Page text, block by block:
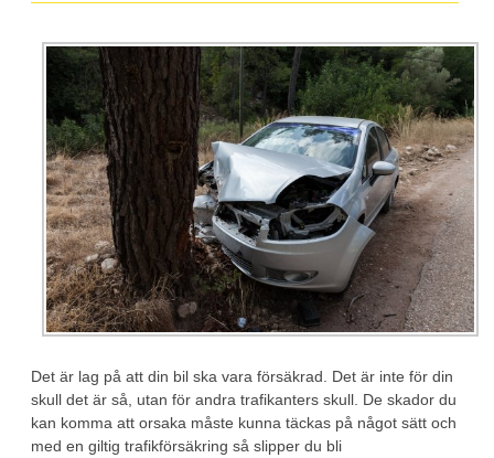
Det är lag på att din bil ska vara försäkrad. Det är inte för din
skull det är så, utan för andra trafikanters skull. De skador du
kan komma att orsaka måste kunna täckas på något sätt och
med en giltig trafikförsäkring så slipper du bli